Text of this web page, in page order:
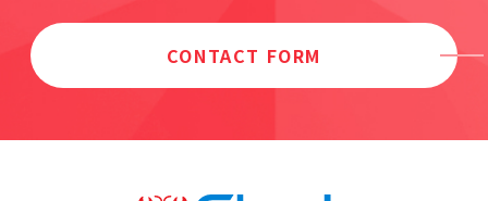
CONTACT FORM